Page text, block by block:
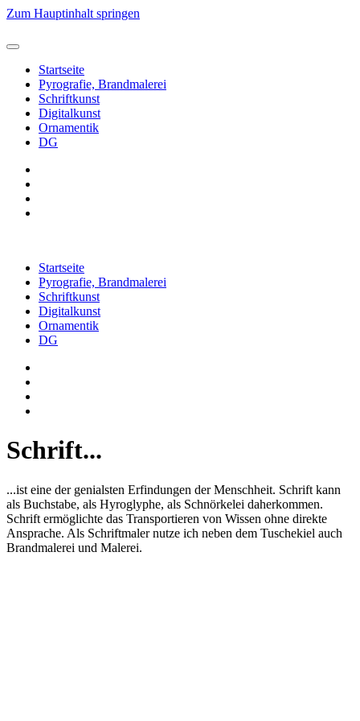
Zum Hauptinhalt springen
Startseite
Pyrografie, Brandmalerei
Schriftkunst
Digitalkunst
Ornamentik
DG
Startseite
Pyrografie, Brandmalerei
Schriftkunst
Digitalkunst
Ornamentik
DG
Schrift...
...ist eine der genialsten Erfindungen der Menschheit. Schrift kann
als Buchstabe, als Hyroglyphe, als Schnörkelei daherkommen.
Schrift ermöglichte das Transportieren von Wissen ohne direkte
Ansprache. Als Schriftmaler nutze ich neben dem Tuschekiel auch
Brandmalerei und Malerei.